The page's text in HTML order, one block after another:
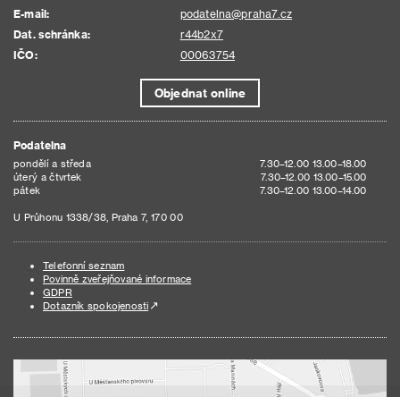
E-mail:
podatelna@praha7.cz
Dat. schránka:
r44b2x7
IČO:
00063754
Objednat online
Podatelna
pondělí a středa
7.30–12.00 13.00–18.00
úterý a čtvrtek
7.30–12.00 13.00–15.00
pátek
7.30–12.00 13.00–14.00
U Průhonu 1338/38, Praha 7, 170 00
Telefonní seznam
Povinně zveřejňované informace
GDPR
Dotazník spokojenosti